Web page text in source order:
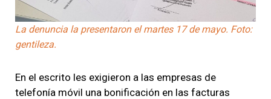
La denuncia la presentaron el martes 17 de mayo. Foto:
gentileza.
En el escrito les exigieron a las empresas de
telefonía móvil una bonificación en las facturas